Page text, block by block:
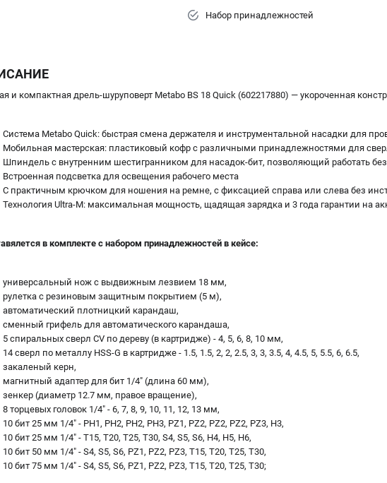
Набор принадлежностей
и компактная дрель-шуруповерт Metabo BS 18 Quick (602217880) — укороченная
Система Metabo Quick: быстрая смена держателя и инструментальной насадки для
Мобильная мастерская: пластиковый кофр с различными принадлежностями для
Шпиндель с внутренним шестигранником для насадок-бит, позволяющий работать
Встроенная подсветка для освещения рабочего места
С практичным крючком для ношения на ремне, с фиксацией справа или слева без
Технология Ultra-M: максимальная мощность, щадящая зарядка и 3 года гарантии на
в комплекте с набором принадлежностей в кейсе:
универсальный нож с выдвижным лезвием 18 мм,
рулетка с резиновым защитным покрытием (5 м),
автоматический плотницкий карандаш,
сменный грифель для автоматического карандаша,
5 спиральных сверл CV по дереву (в картридже) - 4, 5, 6, 8, 10 мм,
14 сверл по металлу HSS-G в картридже - 1.5, 1.5, 2, 2, 2.5, 3, 3, 3.5, 4, 4.5, 5, 5.5, 6, 6.5,
закаленый керн,
магнитный адаптер для бит 1/4" (длина 60 мм),
зенкер (диаметр 12.7 мм, правое вращение),
8 торцевых головок 1/4" - 6, 7, 8, 9, 10, 11, 12, 13 мм,
10 бит 25 мм 1/4" - PH1, PH2, PH2, PH3, PZ1, PZ2, PZ2, PZ2, PZ3, H3,
10 бит 25 мм 1/4" - Т15, Т20, Т25, Т30, S4, S5, S6, H4, H5, H6,
10 бит 50 мм 1/4" - S4, S5, S6, PZ1, PZ2, PZ3, Т15, Т20, Т25, Т30,
10 бит 75 мм 1/4" - S4, S5, S6, PZ1, PZ2, PZ3, Т15, Т20, Т25, Т30;